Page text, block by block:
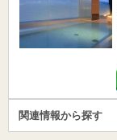
関連情報から探す